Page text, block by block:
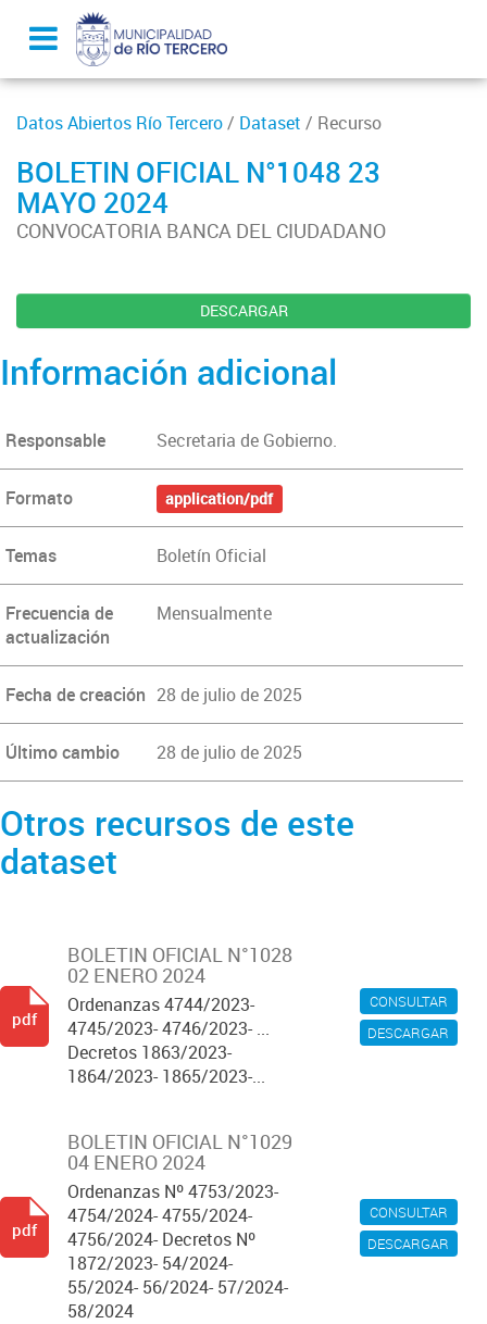
Datos Abiertos Río Tercero/ Dataset / Recurso
BOLETIN OFICIAL N°1048 23
MAYO 2024
CONVOCATORIA BANCA DEL CIUDADANO
DESCARGAR
Información adicional
Responsable Secretaria de Gobierno.
Formato application/pdf
Temas Boletín Oficial
Frecuencia de
actualización
Mensualmente
Fecha de creación 28 de julio de 2025
Último cambio 28 de julio de 2025
Otros recursos de este
dataset
CONSULTAR
DESCARGAR
BOLETIN OFICIAL N°1028
02 ENERO 2024
Ordenanzas 4744/2023-
4745/2023- 4746/2023- ...
Decretos 1863/2023-
1864/2023- 1865/2023-...
pdf
CONSULTAR
DESCARGAR
BOLETIN OFICIAL N°1029
04 ENERO 2024
Ordenanzas Nº 4753/2023-
4754/2024- 4755/2024-
4756/2024- Decretos Nº
1872/2023- 54/2024-
55/2024- 56/2024- 57/2024-
58/2024
pdf